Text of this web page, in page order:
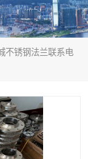
不锈钢法兰联系电
管
工
兰
钢